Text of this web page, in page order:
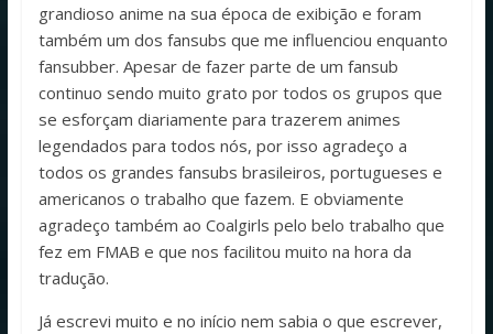
grandioso anime na sua época de exibição e foram
também um dos fansubs que me influenciou enquanto
fansubber. Apesar de fazer parte de um fansub
continuo sendo muito grato por todos os grupos que
se esforçam diariamente para trazerem animes
legendados para todos nós, por isso agradeço a
todos os grandes fansubs brasileiros, portugueses e
americanos o trabalho que fazem. E obviamente
agradeço também ao Coalgirls pelo belo trabalho que
fez em FMAB e que nos facilitou muito na hora da
tradução.
Já escrevi muito e no início nem sabia o que escrever,